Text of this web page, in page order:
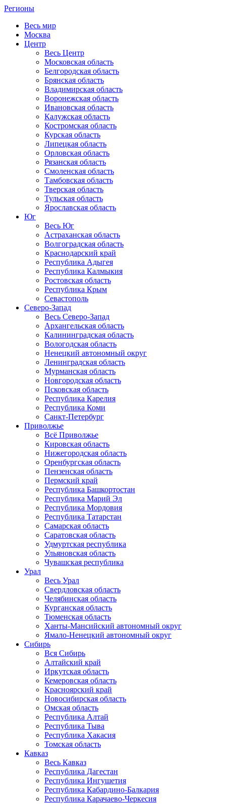
Регионы
Весь мир
Москва
Центр
Весь Центр
Московская область
Белгородская область
Брянская область
Владимирская область
Воронежская область
Ивановская область
Калужская область
Костромская область
Курская область
Липецкая область
Орловская область
Рязанская область
Смоленская область
Тамбовская область
Тверская область
Тульская область
Ярославская область
Юг
Весь Юг
Астраханская область
Волгоградская область
Краснодарский край
Республика Адыгея
Республика Калмыкия
Ростовская область
Республика Крым
Севастополь
Северо-Запад
Весь Северо-Запад
Архангельская область
Калининградская область
Вологодская область
Ненецкий автономный округ
Ленинградская область
Мурманская область
Новгородская область
Псковская область
Республика Карелия
Республика Коми
Санкт-Петербург
Приволжье
Всё Приволжье
Кировская область
Нижегородская область
Оренбургская область
Пензенская область
Пермский край
Республика Башкортостан
Республика Марий Эл
Республика Мордовия
Республика Татарстан
Самарская область
Саратовская область
Удмуртская республика
Ульяновская область
Чувашская республика
Урал
Весь Урал
Свердловская область
Челябинская область
Курганская область
Тюменская область
Ханты-Мансийский автономный округ
Ямало-Ненецкий автономный округ
Сибирь
Вся Сибирь
Алтайский край
Иркутская область
Кемеровская область
Красноярский край
Новосибирская область
Омская область
Республика Алтай
Республика Тыва
Республика Хакасия
Томская область
Кавказ
Весь Кавказ
Республика Дагестан
Республика Ингушетия
Республика Кабардино-Балкария
Республика Карачаево-Черкесия